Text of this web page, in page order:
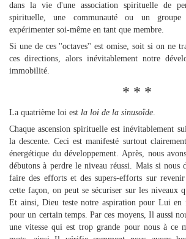
dans la vie d'une association spirituelle de
spirituelle, une communauté ou un
expérimenter soi-même en tant que membre.
Si une de ces ''octaves'' est omise, soit si on ne
ces directions, alors inévitablement notre
immobilité.
* * *
La quatrième loi est la loi de la sinusoïde.
Chaque ascension spirituelle est inévitablement
la descente. Ceci est manifesté surtout
énergétique du développement. Après, nous
débutons à perdre le niveau réussi. Mais si nous
faire des efforts et des supers-efforts sur
cette façon, on peut se sécuriser sur les niveaux
Et ainsi, Dieu teste notre aspiration pour Lui en
pour un certain temps. Par ces moyens, Il aussi
une vitesse qui est trop grande pour nous à ce